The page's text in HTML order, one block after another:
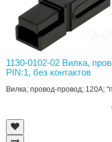
1130-0102-02 Вилка,
PIN:1, без контактов
Вилка; провод-провод; 120A;